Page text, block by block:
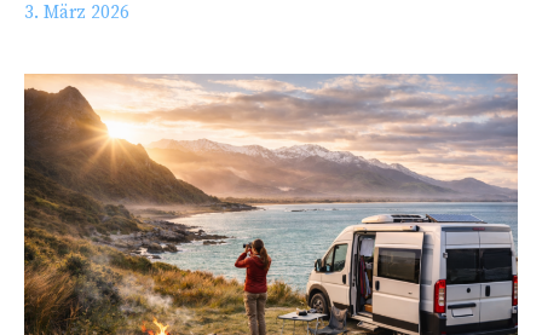
3. März 2026